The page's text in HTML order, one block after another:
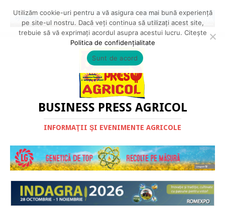
BUSINESS PRESS AGRICOL
INFORMAŢII ŞI EVENIMENTE AGRICOLE
Utilizăm cookie-uri pentru a vă asigura cea mai bună experiență
pe site-ul nostru. Dacă veți continua să utilizați acest site,
trebuie să vă exprimați acordul asupra acestui lucru. Citește
Politica de confidențialitate
Sunt de acord